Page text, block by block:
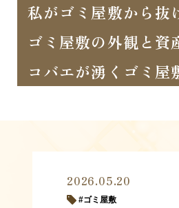
私がゴミ屋敷から抜
ゴミ屋敷の外観と資
コバエが湧くゴミ屋
2026.05.20
ゴミ屋敷